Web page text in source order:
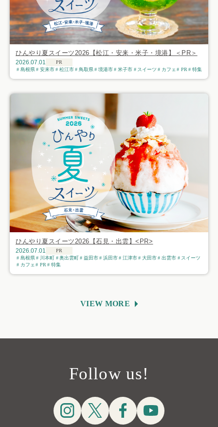
ひんやり夏スイーツ2026【松江・安来・米子・境港】＜PR＞
2026.07.01
PR
島根県
安来市 松江市 鳥取県 境港市 米子市 スイーツ カフェ PR 特集
ひんやり夏スイーツ2026【石見・出雲】<PR>
2026.07.01
PR
島根県
川本町 奥出雲町 益田市 浜田市 江津市 大田市 出雲市
スイーツ
カフェ
PR 特集
VIEW MORE
Follow us!